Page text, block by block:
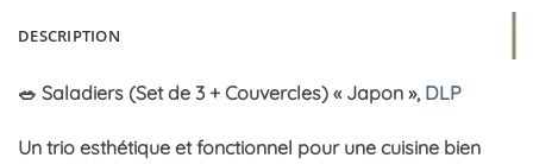
DESCRIPTION
🥗 Saladiers (Set de 3 + Couvercles) « Japon », DLP
Un trio esthétique et fonctionnel pour une cuisine bien